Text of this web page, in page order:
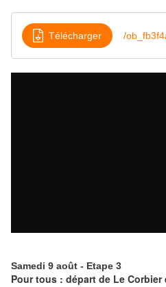
Télécharger
Samedi 9 août - Etape 3
Pour tous : départ de Le